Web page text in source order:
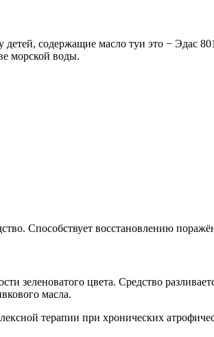
детей, содержащие масло туи это −
морской воды.
Способствует восстановлению
зеленоватого цвета. Средство
масла.
терапии при хронических